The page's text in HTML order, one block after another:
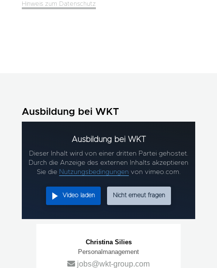
Hinweis zum Datenschutz
Ausbildung bei WKT
Ausbildung bei WKT
Dieser Inhalt wird von einer dritten Partei gehostet.
Durch die Anzeige des externen Inhalts akzeptieren
Sie die Nutzungsbedingungen von vimeo.com.
Video laden Nicht erneut fragen
Christina Silies
Personalmanagement
jobs@wkt-group.com​​​​​​​